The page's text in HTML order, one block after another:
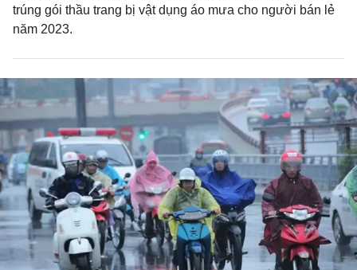
trúng gói thầu trang bị vật dụng áo mưa cho người bán lẻ
năm 2023.